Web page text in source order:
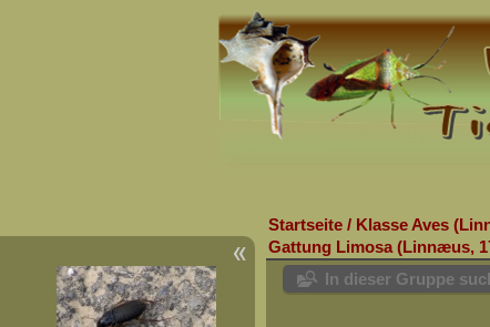
Startseite / Klasse Aves
Gattung Limosa (Linnæus,
In dieser Gruppe